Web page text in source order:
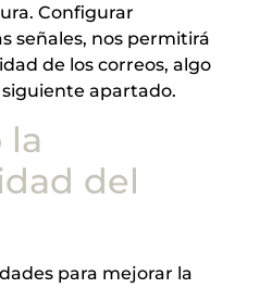
Configurar
señales, nos permitirá
de los correos, algo
apartado.
la
del
para mejorar la